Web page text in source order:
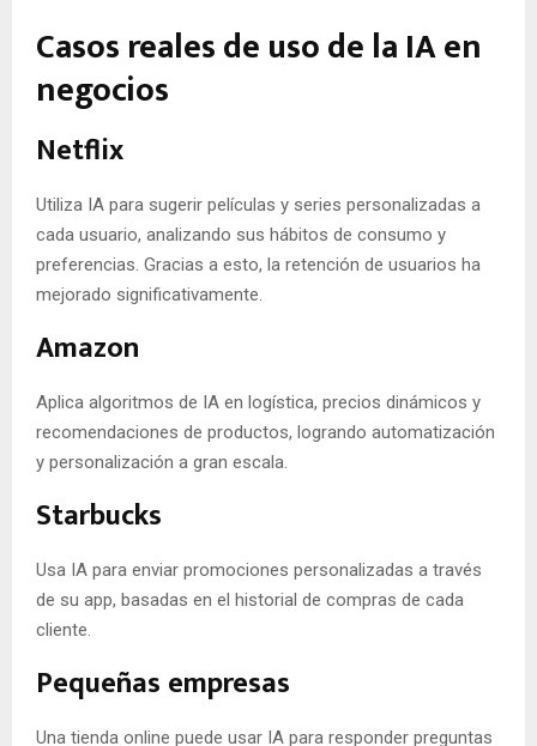
Casos reales de uso de la IA en
negocios
Netflix
Utiliza IA para sugerir películas y series personalizadas a
cada usuario, analizando sus hábitos de consumo y
preferencias. Gracias a esto, la retención de usuarios ha
mejorado significativamente.
Amazon
Aplica algoritmos de IA en logística, precios dinámicos y
recomendaciones de productos, logrando automatización
y personalización a gran escala.
Starbucks
Usa IA para enviar promociones personalizadas a través
de su app, basadas en el historial de compras de cada
cliente.
Pequeñas empresas
Una tienda online puede usar IA para responder preguntas